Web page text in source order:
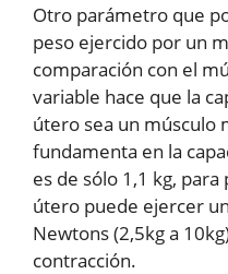
Otro parámetro que
peso ejercido por un
comparación con el
variable hace que la
útero sea un músculo
fundamenta en la
es de sólo 1,1 kg,
útero puede ejercer
Newtons (2,5kg a
contracción.